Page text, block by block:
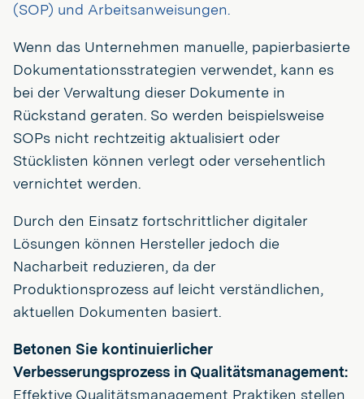
(SOP) und Arbeitsanweisungen.
Wenn das Unternehmen manuelle, papierbasierte
Dokumentationsstrategien verwendet, kann es
bei der Verwaltung dieser Dokumente in
Rückstand geraten. So werden beispielsweise
SOPs nicht rechtzeitig aktualisiert oder
Stücklisten können verlegt oder versehentlich
vernichtet werden.
Durch den Einsatz fortschrittlicher digitaler
Lösungen können Hersteller jedoch die
Nacharbeit reduzieren, da der
Produktionsprozess auf leicht verständlichen,
aktuellen Dokumenten basiert.
Betonen Sie kontinuierlicher
Verbesserungsprozess in Qualitätsmanagement:
Effektive Qualitätsmanagement Praktiken stellen